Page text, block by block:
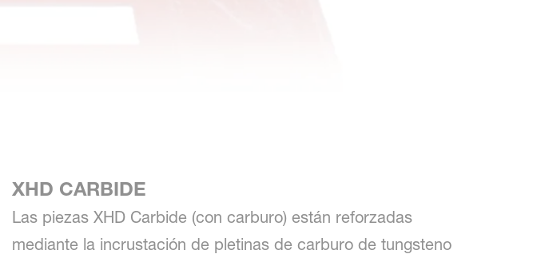
XHD CARBIDE
Las piezas XHD Carbide (con carburo) están reforzadas
mediante la incrustación de pletinas de carburo de tungsteno